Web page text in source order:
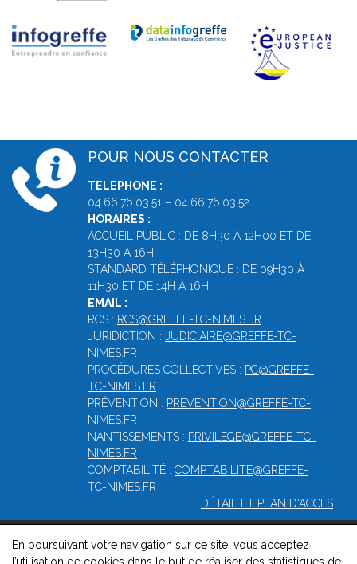
POUR NOUS CONTACTER
TELEPHONE :
04.66.76.03.51 – 04.66.76.03.52
HORAIRES :
ACCUEIL PUBLIC : DE 8H30 À 12H00 ET DE
13H30 À 16H
STANDARD TÉLÉPHONIQUE : DE 09H30 À
11H30 ET DE 14H À 16H
EMAIL :
RCS : RCS@GREFFE-TC-NIMES.FR
JURIDICTION : JUDICIAIRE@GREFFE-TC-
NIMES.FR
PROCÉDURES COLLECTIVES : PC@GREFFE-
TC-NIMES.FR
PRÉVENTION : PREVENTION@GREFFE-TC-
NIMES.FR
NANTISSEMENTS : PRIVILEGE@GREFFE-TC-
NIMES.FR
COMPTABILITÉ : COMPTABILITE@GREFFE-
TC-NIMES.FR
DÉTAIL ET PLAN D'ACCÈS
© 2026, Greffe du Tribunal de Commerce de Nîmes -Mentions
En poursuivant votre navigation sur ce site, vous acceptez